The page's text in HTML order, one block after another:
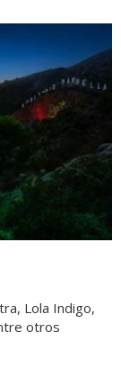
Lola Indigo,
otros